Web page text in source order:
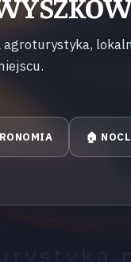
🏠